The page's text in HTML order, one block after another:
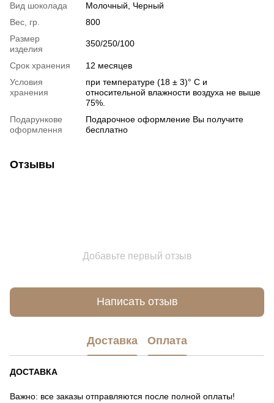
Вид шоколада
Молочный, Черный
Вес, гр.
800
Размер
изделия
350/250/100
Срок хранения
12 месяцев
Условия
хранения
при температуре (18 ± 3)° С и
относительной влажности воздуха не выше
75%.
Подарункове
оформлення
Подарочное оформление Вы получите
бесплатно
Отзывы
Добавьте первый отзыв
Написать отзыв
Доставка Оплата
ДОСТАВКА
Важно: все заказы отправляются после полной оплаты!